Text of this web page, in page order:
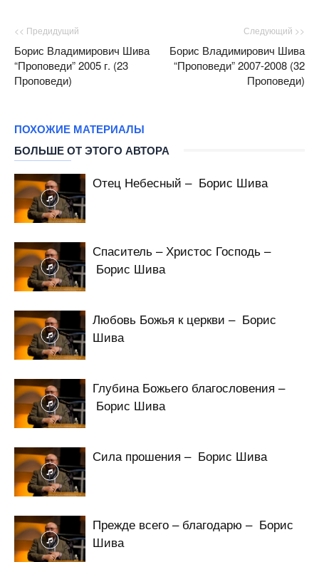
<< Предидущий
Борис Владимирович Шива
“Проповеди” 2005 г. (23
Проповеди)
Следующий >>
Борис Владимирович Шива
“Проповеди” 2007-2008 (32
Проповеди)
ПОХОЖИЕ МАТЕРИАЛЫ
БОЛЬШЕ ОТ ЭТОГО АВТОРА
Отец Небесный – Борис Шива
Спаситель – Христос Господь –
Борис Шива
Любовь Божья к церкви – Борис
Шива
Глубина Божьего благословения –
Борис Шива
Сила прошения – Борис Шива
Прежде всего – благодарю – Борис
Шива